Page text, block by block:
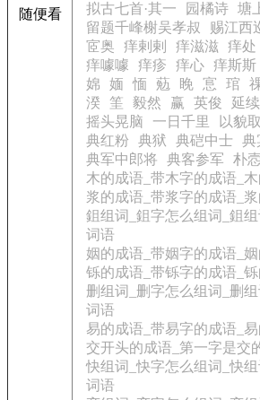
随便看
拟古七首·其一
园橘诗 塘
留题千峰榭吴孝叔
赐江西
宧奥
痒剌剌 痒滋滋 痒处
痒噱噱
痒疹 痒心 痒斯斯
婂
媔 愐 葂 睌 悹 琯
湀
筀 毅然 赢 英俊 延续
摇头晃脑
一日千里 以貌
典红粉
典狱 典硙中士 典
典军中郎将
典客参军 朴悫
木的成语_带木字的成语_
浆的成语_带浆字的成语_
鉏组词_鉏字怎么组词_鉏
词语
姻的成语_带姻字的成语_
铄的成语_带铄字的成语_
删组词_删字怎么组词_删
词语
易的成语_带易字的成语_
交开头的成语_第一字是交
快组词_快字怎么组词_快
词语